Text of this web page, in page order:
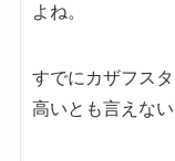
よね。
すでにカザフス
高いとも言えない